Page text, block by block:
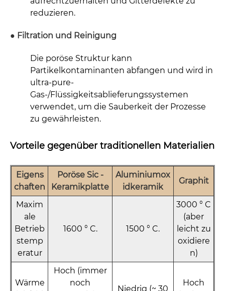
reduzieren.
● Filtration und Reinigung
Die poröse Struktur kann
Partikelkontaminanten abfangen und wird in
ultra-pure-
Gas-/Flüssigkeitsablieferungssystemen
verwendet, um die Sauberkeit der Prozesse
zu gewährleisten.
Vorteile gegenüber traditionellen Materialien
Eigens
chaften
Poröse Sic -
Keramikplatte
Aluminiumox
idkeramik
Graphit
Maxim
ale
Betrieb
stemp
eratur
1600 ° C. 1500 ° C.
3000 ° C
(aber
leicht zu
oxidiere
n)
Wärme
Hoch (immer
noch
Niedrig (~ 30
Hoch